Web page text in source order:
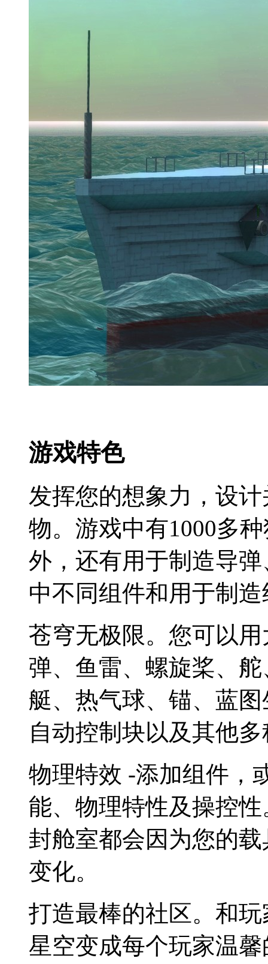
游戏特色
发挥您的想象力，设
物。游戏中有1000多
外，还有用于制造导
中不同组件和用于制
苍穹无极限。您可以
弹、鱼雷、螺旋桨、
艇、热气球、锚、蓝
自动控制块以及其他
物理特效 -添加组件，
能、物理特性及操控
封舱室都会因为您的
变化。
打造最棒的社区。和
星空变成每个玩家温